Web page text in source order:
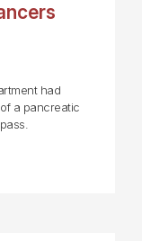
had
a pancreatic